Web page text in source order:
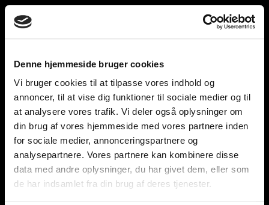
Denne hjemmeside bruger cookies
Vi bruger cookies til at tilpasse vores indhold og
annoncer, til at vise dig funktioner til sociale medier og til
at analysere vores trafik. Vi deler også oplysninger om
din brug af vores hjemmeside med vores partnere inden
for sociale medier, annonceringspartnere og
analysepartnere. Vores partnere kan kombinere disse
data med andre oplysninger, du har givet dem, eller som
de har indsamlet fra din brug af deres tjenester.
Toggle
navigation
unnu
Help and support
Retailers
Browse for inspiration
SØREN FRICHS VEJ 52, 8230 AABYHØJ
+4586997400
INFO@UNNU.NU